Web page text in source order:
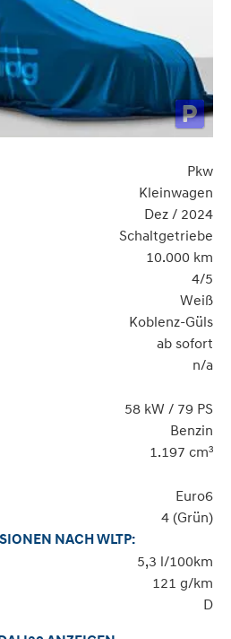
Pkw
Kleinwagen
Dez / 2024
Schaltgetriebe
10.000 km
4/5
Weiß
Koblenz-Güls
ab sofort
n/a
58 kW / 79 PS
Benzin
1.197 cm³
Euro6
4 (Grün)
NACH WLTP:
5,3 l/100km
121 g/km
D